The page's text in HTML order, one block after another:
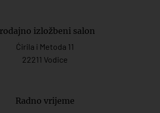
izložbeni salon
Ćirila i Metoda 11
22211 Vodice
Radno vrijeme